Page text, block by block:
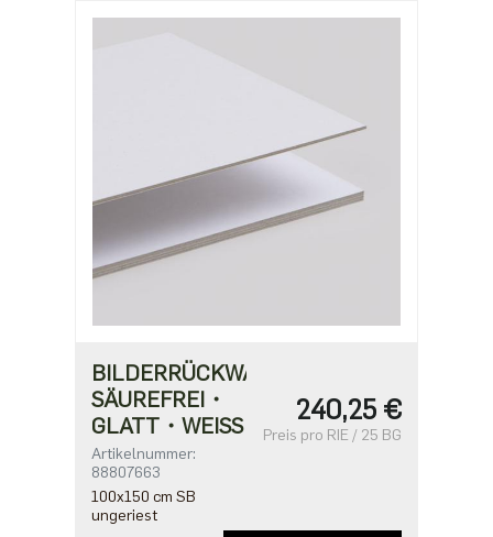
BILDERRÜCKWANDPAPPE
SÄUREFREI・
GLATT・WEISS
Artikelnummer:
88807663
100x150 cm SB
ungeriest
240,25 €
Preis pro RIE / 25 BG